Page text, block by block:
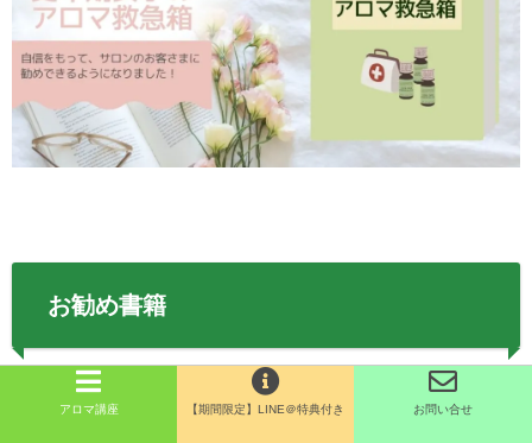
お勧め書籍
さらに、睡眠にお勧めな精油や成分もご紹介します。
アロマ講座 【期間限定】LINE＠特典付き お問い合せ